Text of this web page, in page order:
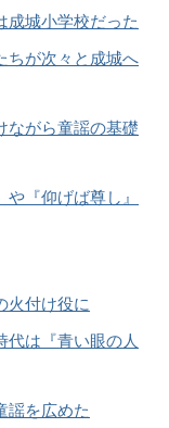
成城小学校だった
ちが次々と成城へ
ながら童謡の基礎
『仰げば尊し』
火付け役に
代は『青い眼の人
謡を広めた